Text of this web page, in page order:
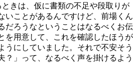
きは、仮に書類の不足や段取りが
いことがあるんですけど、前場くん
だろうなということはなるべくお伝
を用意して、これを確認したほうが
うにしていました。それで不安そう
？」って、なるべく声を掛けるよう